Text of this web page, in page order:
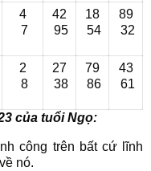
4
7
42
95
18
54
89
32
2
8
27
38
79
86
43
61
của tuổi Ngọ:
công trên bất cứ lĩnh
nó.